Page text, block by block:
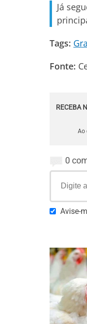
Já
Tags:
Fonte:
RECEBA
Ao
0
Avise-